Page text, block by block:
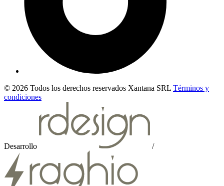
© 2026 Todos los derechos reservados Xantana SRL Términos y
condiciones
Desarrollo /